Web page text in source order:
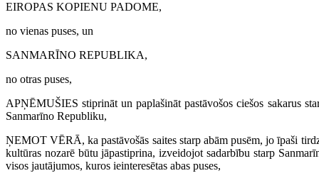
EIROPAS KOPIENU PADOME,
no vienas puses, un
SANMARĪNO REPUBLIKA,
no otras puses,
APŅĒMUŠIES stiprināt un paplašināt pastāvošos ciešos sakarus
Sanmarīno Republiku,
ŅEMOT VĒRĀ, ka pastāvošās saites starp abām pusēm, jo īpaši
kultūras nozarē būtu jāpastiprina, izveidojot sadarbību starp
visos jautājumos, kuros ieinteresētas abas puses,